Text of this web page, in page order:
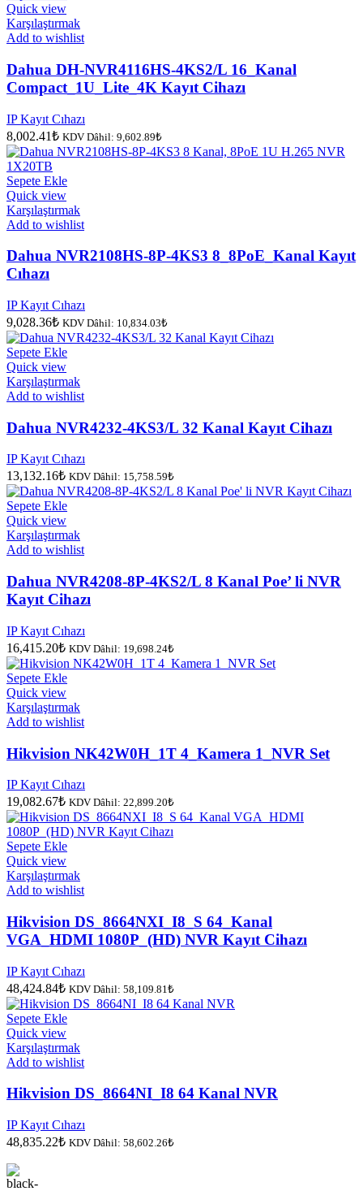
Quick view
Karşılaştırmak
Add to wishlist
Dahua DH-NVR4116HS-4KS2/L 16_Kanal
Compact_1U_Lite_4K Kayıt Cihazı
IP Kayıt Cıhazı
8,002.41₺ KDV Dâhil: 9,602.89₺
Sepete Ekle
Quick view
Karşılaştırmak
Add to wishlist
Dahua NVR2108HS-8P-4KS3 8_8PoE_Kanal Kayıt
Cıhazı
IP Kayıt Cıhazı
9,028.36₺ KDV Dâhil: 10,834.03₺
Sepete Ekle
Quick view
Karşılaştırmak
Add to wishlist
Dahua NVR4232-4KS3/L 32 Kanal Kayıt Cihazı
IP Kayıt Cıhazı
13,132.16₺ KDV Dâhil: 15,758.59₺
Sepete Ekle
Quick view
Karşılaştırmak
Add to wishlist
Dahua NVR4208-8P-4KS2/L 8 Kanal Poe’ li NVR
Kayıt Cihazı
IP Kayıt Cıhazı
16,415.20₺ KDV Dâhil: 19,698.24₺
Sepete Ekle
Quick view
Karşılaştırmak
Add to wishlist
Hikvision NK42W0H_1T 4_Kamera 1_NVR Set
IP Kayıt Cıhazı
19,082.67₺ KDV Dâhil: 22,899.20₺
Sepete Ekle
Quick view
Karşılaştırmak
Add to wishlist
Hikvision DS_8664NXI_I8_S 64_Kanal
VGA_HDMI 1080P_(HD) NVR Kayıt Cihazı
IP Kayıt Cıhazı
48,424.84₺ KDV Dâhil: 58,109.81 ₺
Sepete Ekle
Quick view
Karşılaştırmak
Add to wishlist
Hikvision DS_8664NI_I8 64 Kanal NVR
IP Kayıt Cıhazı
48,835.22₺ KDV Dâhil: 58,602.26₺